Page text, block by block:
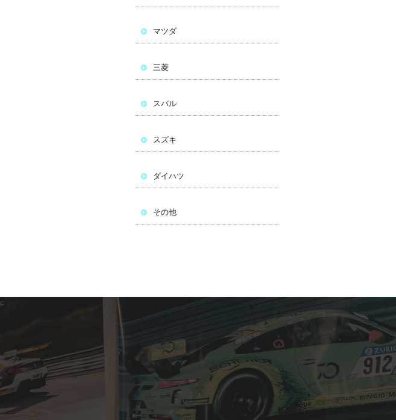
マツダ
三菱
スバル
スズキ
ダイハツ
その他